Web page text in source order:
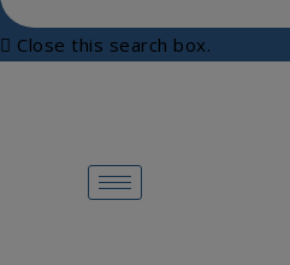
Close this search box.